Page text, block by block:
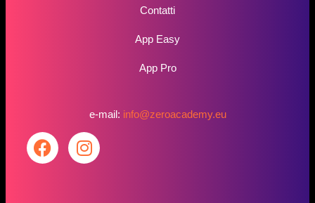
Contatti
App Easy
App Pro
e-mail: info@zeroacademy.eu